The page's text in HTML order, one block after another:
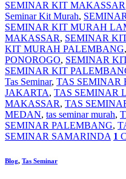
SEMINAR KIT MAKASSAR
Seminar Kit Murah,
SEMINAR KIT MURAH
MAKASSAR, SEMINAR
KIT MURAH PALEMBANG,
PONOROGO, SEMINAR
SEMINAR KIT
Tas Seminar, TAS SEMINAR
JAKARTA, TAS SEMINAR
MAKASSAR, TAS
MEDAN, tas seminar murah,
SEMINAR PALEMBANG,
SEMINAR SAMARINDA 1
Blog, Tas Seminar